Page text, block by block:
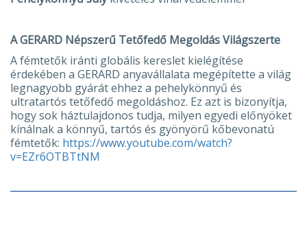
A GERARD Népszerű Tetőfedő Megoldás Világszerte
A fémtetők iránti globális kereslet kielégítése
érdekében a GERARD anyavállalata megépítette a világ
legnagyobb gyárát ehhez a pehelykönnyű és
ultratartós tetőfedő megoldáshoz. Ez azt is bizonyítja,
hogy sok háztulajdonos tudja, milyen egyedi előnyöket
kínálnak a könnyű, tartós és gyönyörű kőbevonatú
fémtetők: https://www.youtube.com/watch?
v=EZr6OTBTtNM